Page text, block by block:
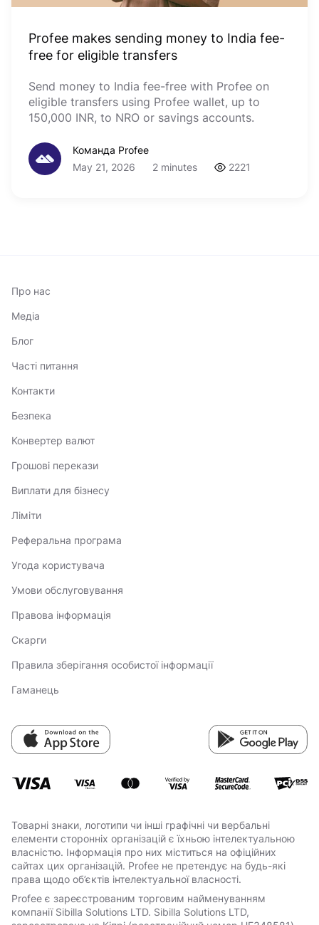
Profee makes sending money to India fee-
free for eligible transfers
Send money to India fee-free with Profee on
eligible transfers using Profee wallet, up to
150,000 INR, to NRO or savings accounts.
Команда Profee
May 21, 2026
2 minutes 2221
Про нас
Медіа
Блог
Часті питання
Контакти
Безпека
Конвертер валют
Грошові перекази
Виплати для бізнесу
Ліміти
Реферальна програма
Угода користувача
Умови обслуговування
Правова інформація
Скарги
Правила зберігання особистої інформації
Гаманець
Товарні знаки, логотипи чи інші графічні чи вербальні
елементи сторонніх організацій є їхньою інтелектуальною
власністю. Інформація про них міститься на офіційних
сайтах цих організацій. Profee не претендує на будь-які
права щодо об’єктів інтелектуальної власності.
Profee є зареєстрованим торговим найменуванням
компанії Sibilla Solutions LTD. Sibilla Solutions LTD,